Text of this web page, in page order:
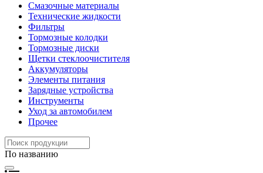
Смазочные материалы
Технические жидкости
Фильтры
Тормозные колодки
Тормозные диски
Щетки стеклоочистителя
Аккумуляторы
Элементы питания
Зарядные устройства
Инструменты
Уход за автомобилем
Прочее
По названию